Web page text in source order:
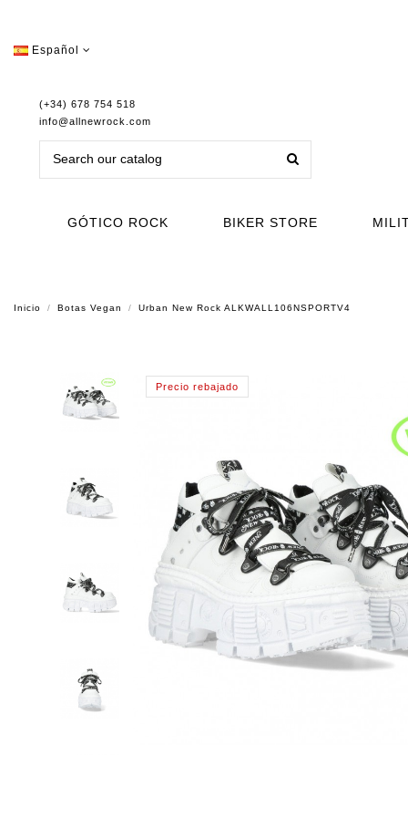
Español
(+34) 678 754 518
info@allnewrock.com
GÓTICO ROCK BIKER STORE
Inicio Botas Vegan Urban New Rock ALKWALL106NSPORTV4
Precio rebajado